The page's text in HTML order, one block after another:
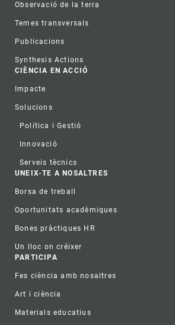
Observació de la terra
Temes transversals
Publicacions
Synthesis Actions
CIÈNCIA EN ACCIÓ
Impacte
Solucions
Política i Gestió
Innovació
Serveis tècnics
UNEIX-TE A NOSALTRES
Borsa de treball
Oportunitats acadèmiques
Bones pràctiques HR
Un lloc on créixer
PARTICIPA
Fes ciència amb nosaltres
Art i ciència
Materials educatius